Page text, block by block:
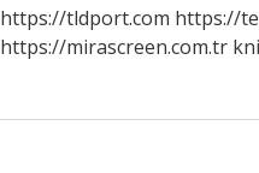
https://tldport.com https://
https://mirascreen.com.tr